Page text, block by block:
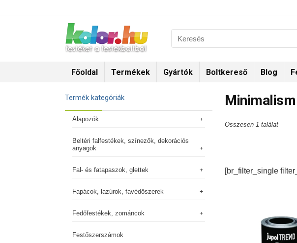
Főoldal Termékek Gyártók Boltkereső Blog
Minimalism
Összesen 1 találat
[br_filter_single
Termék kategóriák
Alapozók
Beltéri falfestékek, színezők, dekorációs
anyagok
Fal- és fatapaszok, glettek
Fapácok, lazúrok, favédőszerek
Fedőfestékek, zománcok
Festőszerszámok